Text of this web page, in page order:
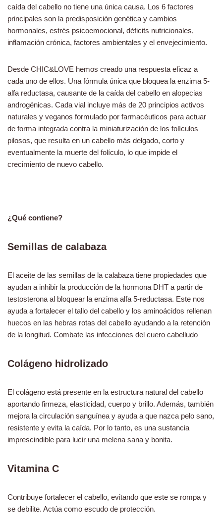
caída del cabello no tiene una única causa. Los 6 factores
principales son la predisposición genética y cambios
hormonales, estrés psicoemocional, déficits nutricionales,
inflamación crónica, factores ambientales y el envejecimiento.
Desde CHIC&LOVE hemos creado una respuesta eficaz a
cada uno de ellos. Una fórmula única que bloquea la enzima 5-
alfa reductasa, causante de la caída del cabello en alopecias
androgénicas. Cada vial incluye más de 20 principios activos
naturales y veganos formulado por farmacéuticos para actuar
de forma integrada contra la miniaturización de los folículos
pilosos, que resulta en un cabello más delgado, corto y
eventualmente la muerte del folículo, lo que impide el
crecimiento de nuevo cabello.
¿Qué contiene?
Semillas de calabaza
El aceite de las semillas de la calabaza tiene propiedades que
ayudan a inhibir la producción de la hormona DHT a partir de
testosterona al bloquear la enzima alfa 5-reductasa. Este nos
ayuda a fortalecer el tallo del cabello y los aminoácidos rellenan
huecos en las hebras rotas del cabello ayudando a la retención
de la longitud. Combate las infecciones del cuero cabelludo
Colágeno hidrolizado
El colágeno está presente en la estructura natural del cabello
aportando firmeza, elasticidad, cuerpo y brillo. Además, también
mejora la circulación sanguínea y ayuda a que nazca pelo sano,
resistente y evita la caída. Por lo tanto, es una sustancia
imprescindible para lucir una melena sana y bonita.
Vitamina C
Contribuye fortalecer el cabello, evitando que este se rompa y
se debilite. Actúa como escudo de protección.